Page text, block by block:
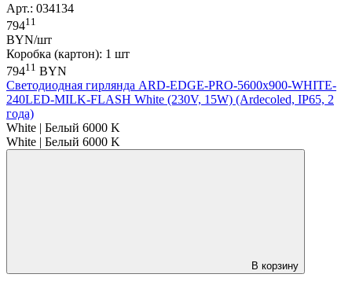
Арт.: 034134
79411
BYN/шт
Коробка (картон): 1 шт
79411 BYN
Светодиодная гирлянда ARD-EDGE-PRO-5600x900-WHITE-
240LED-MILK-FLASH White (230V, 15W) (Ardecoled, IP65, 2
года)
White | Белый 6000 K
White | Белый 6000 K
В корзину